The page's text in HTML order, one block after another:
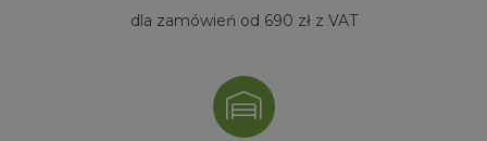
dla zamówień od 690 zł z VAT